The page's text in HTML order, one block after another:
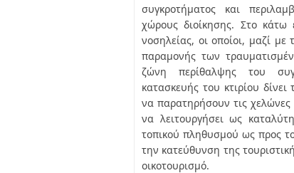
συγκροτήματος και
χώρους διοίκησης. Στο κάτω
νοσηλείας, οι οποίοι, μαζί
παραμονής των
ζώνη περίθαλψης του
κατασκευής του κτιρίου
να παρατηρήσουν τις
να λειτουργήσει ως
τοπικού πληθυσμού ως προς
την κατεύθυνση της
οικοτουρισμό.